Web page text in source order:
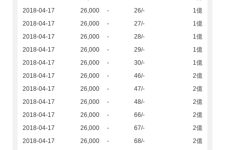
2018-04-17
26,000 - 26/-
1億
2018-04-17
26,000 - 27/-
1億
2018-04-17
26,000 - 28/-
1億
2018-04-17
26,000 - 29/-
1億
2018-04-17
26,000 - 30/-
1億
2018-04-17
26,000 - 46/-
2億
2018-04-17
26,000 - 47/-
2億
2018-04-17
26,000 - 48/-
2億
2018-04-17
26,000 - 66/-
2億
2018-04-17
26,000 - 67/-
2億
2018-04-17
26,000 - 68/-
2億